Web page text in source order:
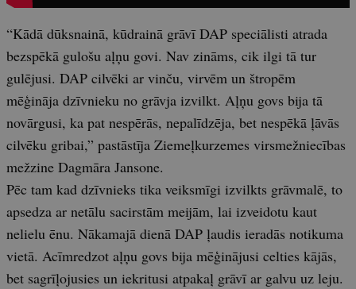
“Kādā dūksnainā, kūdrainā grāvī DAP speciālisti atrada
bezspēkā gulošu aļņu govi. Nav zināms, cik ilgi tā tur
gulējusi. DAP cilvēki ar vinču, virvēm un štropēm
mēģināja dzīvnieku no grāvja izvilkt. Aļņu govs bija tā
novārgusi, ka pat nespērās, nepalīdzēja, bet nespēkā ļāvās
cilvēku gribai,” pastāstīja Ziemeļkurzemes virsmežniecības
mežzine Dagmāra Jansone.
Pēc tam kad dzīvnieks tika veiksmīgi izvilkts grāvmalē, to
apsedza ar netālu sacirstām meijām, lai izveidotu kaut
nelielu ēnu. Nākamajā dienā DAP ļaudis ieradās notikuma
vietā. Acīmredzot aļņu govs bija mēģinājusi celties kājās,
bet sagrīļojusies un iekritusi atpakaļ grāvī ar galvu uz leju.